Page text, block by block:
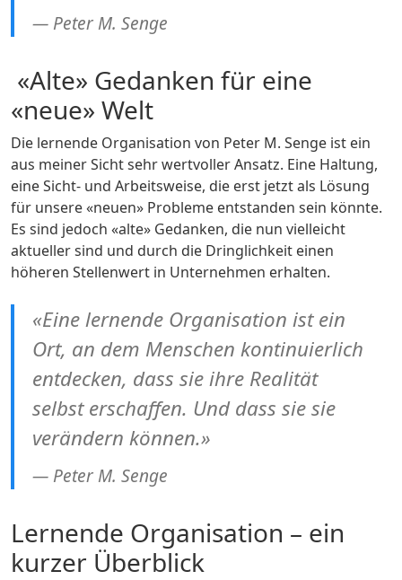
Peter M. Senge
«Alte» Gedanken für eine
«neue» Welt
Die lernende Organisation von Peter M. Senge ist ein
aus meiner Sicht sehr wertvoller Ansatz. Eine Haltung,
eine Sicht- und Arbeitsweise, die erst jetzt als Lösung
für unsere «neuen» Probleme entstanden sein könnte.
Es sind jedoch «alte» Gedanken, die nun vielleicht
aktueller sind und durch die Dringlichkeit einen
höheren Stellenwert in Unternehmen erhalten.
«Eine lernende Organisation ist ein
Ort, an dem Menschen kontinuierlich
entdecken, dass sie ihre Realität
selbst erschaffen. Und dass sie sie
verändern können.»
Peter M. Senge
Lernende Organisation – ein
kurzer Überblick